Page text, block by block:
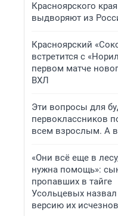
Красноярского края
выдворяют из
Красноярский
встретится с
первом матче
ВХЛ
Эти вопросы для
первоклассников
всем взрослым. А
«Они всё еще в
нужна помощь»:
пропавших в тайге
Усольцевых
версию их